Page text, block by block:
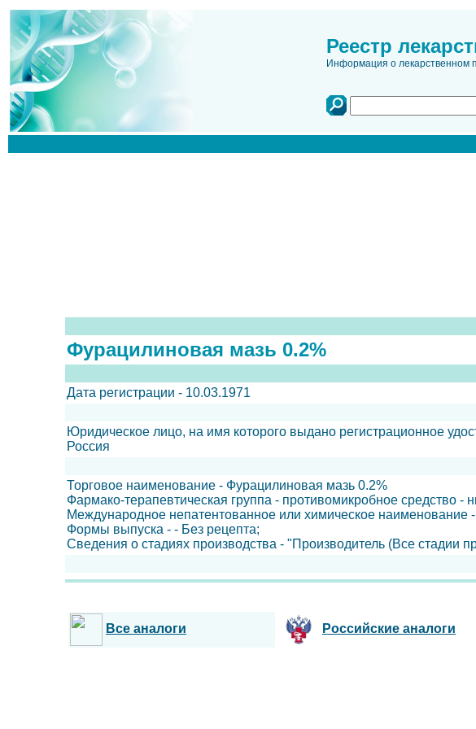
Реестр
Информация о лекарственном
Фурацилиновая мазь 0.2%
Дата регистрации - 10.03.1971
Юридическое лицо, на имя которого выдано регистрационное
Россия
Торговое наименование - Фурацилиновая мазь 0.2%
Фармако-терапевтическая группа - противомикробное средство -
Международное непатентованное или химическое наименование
Формы выпуска - - Без рецепта;
Сведения о стадиях производства - "Производитель (Все стадии
Все аналоги Российские аналоги